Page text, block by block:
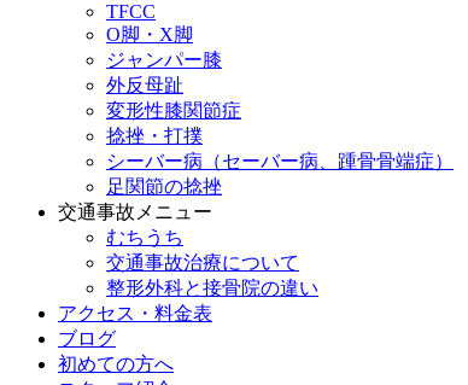
TFCC
O脚・X脚
ジャンパー膝
外反母趾
変形性膝関節症
捻挫・打撲
シーバー病（セーバー病、踵骨骨端症）
足関節の捻挫
交通事故メニュー
むちうち
交通事故治療について
整形外科と接骨院の違い
アクセス・料金表
ブログ
初めての方へ